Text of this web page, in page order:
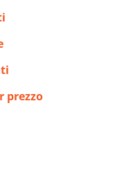
prezzo